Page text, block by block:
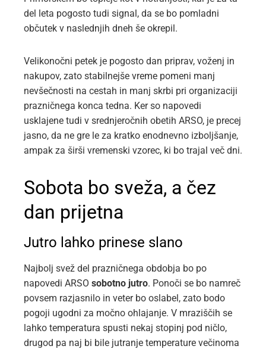
del leta pogosto tudi signal, da se bo pomladni
občutek v naslednjih dneh še okrepil.
Velikonočni petek je pogosto dan priprav, voženj in
nakupov, zato stabilnejše vreme pomeni manj
nevšečnosti na cestah in manj skrbi pri organizaciji
prazničnega konca tedna. Ker so napovedi
usklajene tudi v srednjeročnih obetih ARSO, je precej
jasno, da ne gre le za kratko enodnevno izboljšanje,
ampak za širši vremenski vzorec, ki bo trajal več dni.
Sobota bo sveža, a čez
dan prijetna
Jutro lahko prinese slano
Najbolj svež del prazničnega obdobja bo po
napovedi ARSO sobotno jutro. Ponoči se bo namreč
povsem razjasnilo in veter bo oslabel, zato bodo
pogoji ugodni za močno ohlajanje. V mraziščih se
lahko temperatura spusti nekaj stopinj pod ničlo,
drugod pa naj bi bile jutranje temperature večinoma